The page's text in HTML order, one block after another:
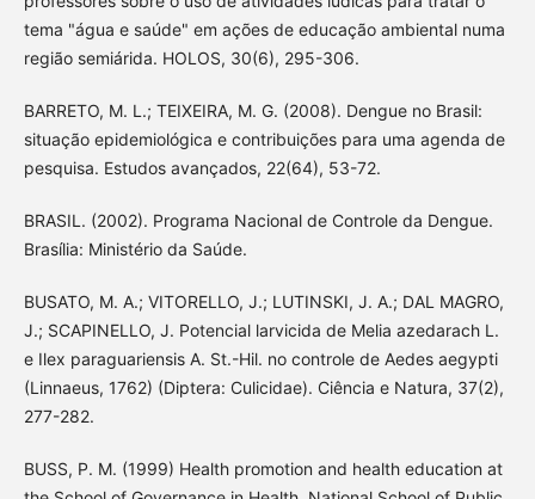
tema "água e saúde" em ações de educação ambiental numa
região semiárida. HOLOS, 30(6), 295-306.
BARRETO, M. L.; TEIXEIRA, M. G. (2008). Dengue no Brasil:
situação epidemiológica e contribuições para uma agenda de
pesquisa. Estudos avançados, 22(64), 53-72.
BRASIL. (2002). Programa Nacional de Controle da Dengue.
Brasília: Ministério da Saúde.
BUSATO, M. A.; VITORELLO, J.; LUTINSKI, J. A.; DAL MAGRO,
J.; SCAPINELLO, J. Potencial larvicida de Melia azedarach L.
e Ilex paraguariensis A. St.-Hil. no controle de Aedes aegypti
(Linnaeus, 1762) (Diptera: Culicidae). Ciência e Natura, 37(2),
277-282.
BUSS, P. M. (1999) Health promotion and health education at